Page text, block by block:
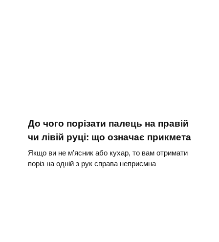
До чого порізати палець на правій
чи лівій руці: що означає прикмета
Якщо ви не м'ясник або кухар, то вам отримати
поріз на одній з рук справа неприємна